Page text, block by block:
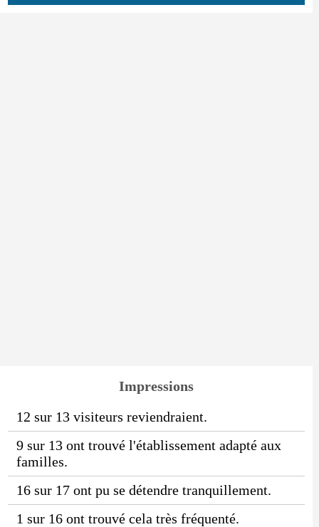
Impressions
12 sur 13 visiteurs reviendraient.
9 sur 13 ont trouvé l'établissement adapté aux
familles.
16 sur 17 ont pu se détendre tranquillement.
1 sur 16 ont trouvé cela très fréquenté.